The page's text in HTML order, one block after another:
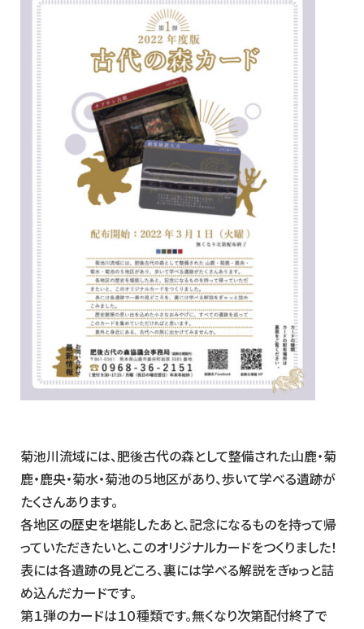
菊池川流域には、肥後古代の森として整備された山鹿・菊
鹿・鹿央・菊水・菊池の５地区があり、歩いて学べる遺跡が
たくさんあります。
各地区の歴史を堪能したあと、記念になるものを持って帰
っていただきたいと、このオリジナルカードをつくりました！
表には各遺跡の見どころ、裏には学べる解説をぎゅっと詰
め込んだカードです。
第１弾のカードは１０種類です。無くなり次第配付終了で